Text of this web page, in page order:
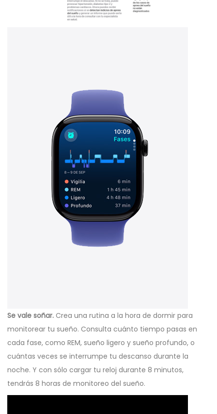
Se vale soñar. Crea una rutina a la hora de dormir para
monitorear tu sueño. Consulta cuánto tiempo pasas en
cada fase, como REM, sueño ligero y sueño profundo, o
cuántas veces se interrumpe tu descanso durante la
noche. Y con sólo cargar tu reloj durante 8 minutos,
tendrás 8 horas de monitoreo del sueño.